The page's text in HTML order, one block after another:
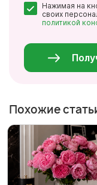
*
Нажимая на
своих
политикой
Похожие